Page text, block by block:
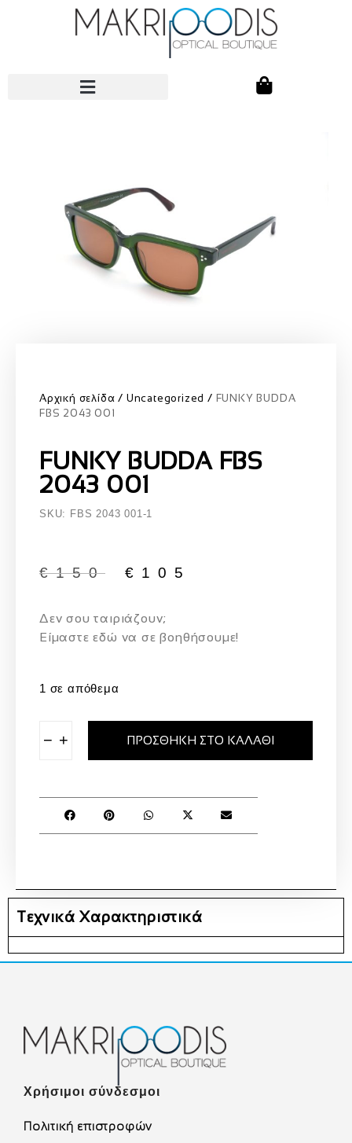
Αρχική σελίδα Uncategorized
FUNKY BUDDA
FBS 2043 001
FUNKY BUDDA FBS
2043 001
SKU: FBS 2043 001-1
€150 € 105
Δεν σου ταιριάζουν;
Eίμαστε εδώ να σε βοηθήσουμε!
1 σε απόθεμα
− + ΠΡΟΣΘΉΚΗ ΣΤΟ ΚΑΛΆΘΙ
Τεχνικά Χαρακτηριστικά
Χρήσιμοι σύνδεσμοι
Πολιτική επιστροφών